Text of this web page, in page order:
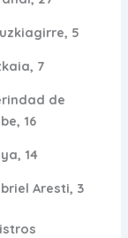
5
7
de
16
14
Aresti, 3